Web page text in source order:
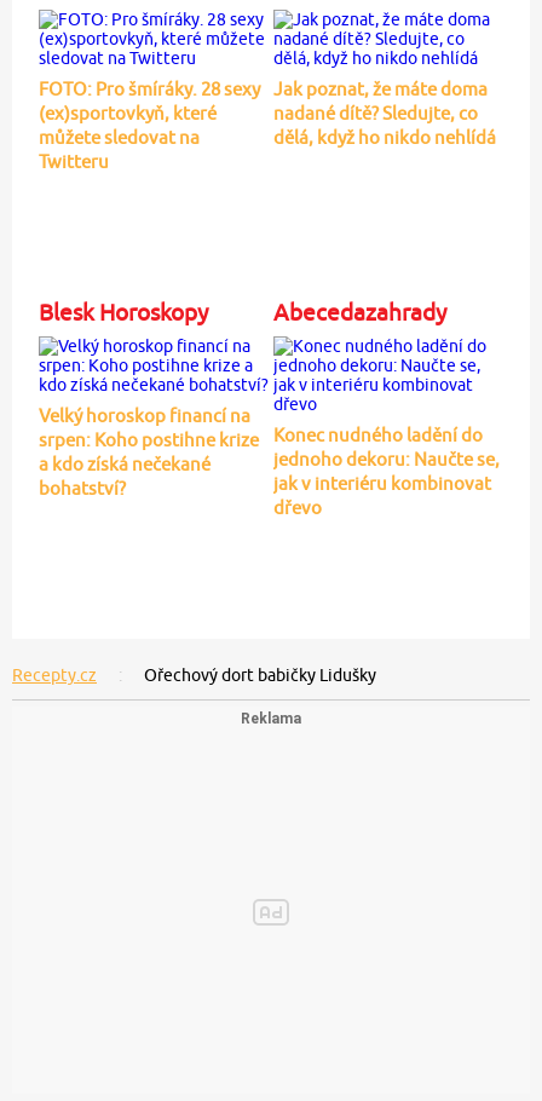
FOTO: Pro šmíráky. 28 sexy
(ex)sportovkyň, které
můžete sledovat na
Twitteru
Jak poznat, že máte doma
nadané dítě? Sledujte, co
dělá, když ho nikdo nehlídá
Blesk Horoskopy
Velký horoskop financí na
srpen: Koho postihne krize
a kdo získá nečekané
bohatství?
Abecedazahrady
Konec nudného ladění do
jednoho dekoru: Naučte se,
jak v interiéru kombinovat
dřevo
Recepty.cz Ořechový dort babičky Lidušky